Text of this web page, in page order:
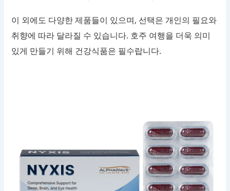
이 외에도 다양한 제품들이 있으며, 선택은 개인의 필요와
취향에 따라 달라질 수 있습니다. 호주 여행을 더욱 의미
있게 만들기 위해 건강식품은 필수랍니다.